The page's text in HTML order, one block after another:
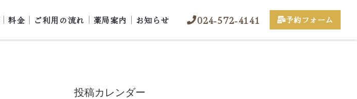
料金 ご利用の流れ 薬局案内 お知らせ 024-572-4141 予約フォーム
投稿カレンダー